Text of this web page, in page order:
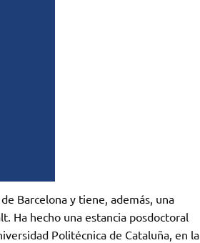
Barcelona y tiene, además, una
Ha hecho una estancia posdoctoral
Politécnica de Cataluña, en la